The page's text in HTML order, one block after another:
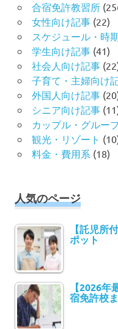
合宿免許教習所
女性向け記事(22)
スケジュール・時
学生向け記事(41)
社会人向け記事
子育て・主婦向け
外国人向け記事
シニア向け記事
カップル・グルー
観光・リゾート
料金・費用系 (18)
人気のページ
【託児所
ポット
【2026
宿免許校